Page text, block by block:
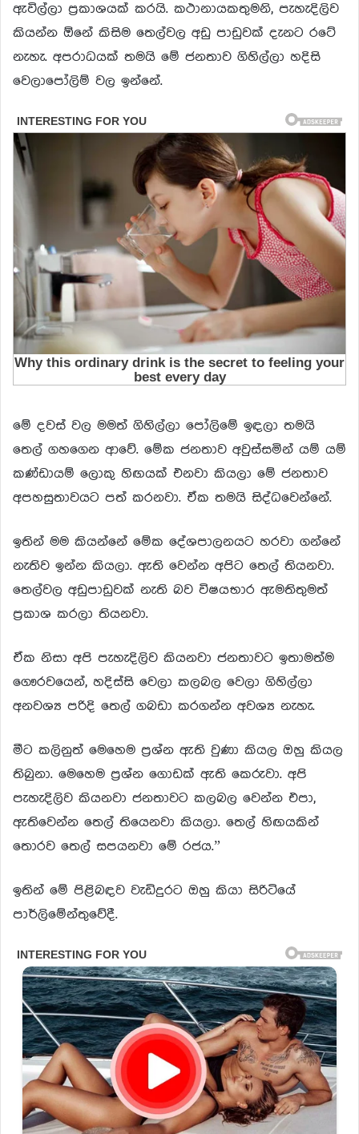
ඇවිල්ලා ප්‍රකාශයක් කරයි. කථානායකතුමනි, පැහැදිලිව
කියන්න ඕනේ කිසිම තෙල්වල අඩු පාඩුවක් දැනට රටේ
නැහැ. අපරාධයක් තමයි මේ ජනතාව ගිහිල්ලා හදිසි
වෙලාපෝලිම් වල ඉන්නේ.
මේ දවස් වල මමත් ගිහිල්ලා පෝලිමේ ඉඳලා තමයි
තෙල් ගහගෙන ආවේ. මේක ජනතාව අවුස්සමින් යම් යම්
කණ්ඩායම් ලොකු හිඟයක් එනවා කියලා මේ ජනතාව
අපහසුතාවයට පත් කරනවා. ඒක තමයි සිද්ධවෙන්නේ.
ඉතින් මම කියන්නේ මේක දේශපාලනයට හරවා ගන්නේ
නැතිව ඉන්න කියලා. ඇති වෙන්න අපිට තෙල් තියනවා.
තෙල්වල අඩුපාඩුවක් නැති බව විෂයභාර ඇමතිතුමත්
ප්‍රකාශ කරලා තියනවා.
ඒක නිසා අපි පැහැදිලිව කියනවා ජනතාවට ඉතාමත්ම
ගෞරවයෙන්, හදිස්සි වෙලා කලබල වෙලා ගිහිල්ලා
අනවශ්‍ය පරිදි තෙල් ගබඩා කරගන්න අවශ්‍ය නැහැ.
මීට කලිනුත් මෙහෙම ප්‍රශ්න ඇති වුණා කියල ඔහු කියල
තිබුනා. මෙහෙම ප්‍රශ්න ගොඩක් ඇති කෙරුවා. අපි
පැහැදිලිව කියනවා ජනතාවට කලබල වෙන්න එපා,
ඇතිවෙන්න තෙල් තියෙනවා කියලා. තෙල් හිඟයකින්
තොරව තෙල් සපයනවා මේ රජය.”
ඉතින් මේ පිළිබඳව වැඩිදුරට ඔහු කියා සිරිටියේ
පාර්ලිමේන්තුවේදී.